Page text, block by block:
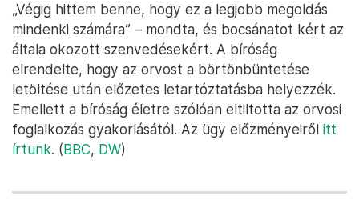
„Végig hittem benne, hogy ez a legjobb megoldás
mindenki számára” – mondta, és bocsánatot kért az
általa okozott szenvedésekért. A bíróság
elrendelte, hogy az orvost a börtönbüntetése
letöltése után előzetes letartóztatásba helyezzék.
Emellett a bíróság életre szólóan eltiltotta az orvosi
foglalkozás gyakorlásától. Az ügy előzményeiről itt
írtunk. (BBC, DW)